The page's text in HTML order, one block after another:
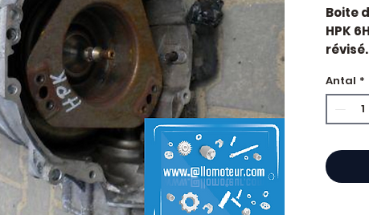
Boite
HPK
Antal *